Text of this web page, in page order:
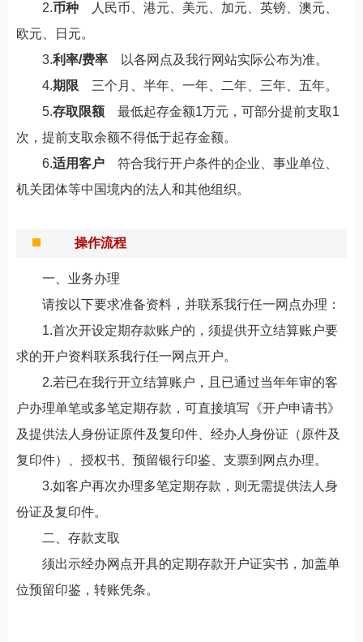
2.币种
人民币、港元、美元、加元、英镑、澳元、
欧元、日元。
3.利率/费率
以各网点及我行网站实际公布为准。
4.期限
三个月、半年、一年、二年、三年、五年。
5.存取限额
最低起存金额1万元，可部分提前支取1
次，提前支取余额不得低于起存金额。
6.适用客户
符合我行开户条件的企业、事业单位、
机关团体等中国境内的法人和其他组织。
操作流程
一、业务办理
请按以下要求准备资料，并联系我行任一网点办理：
1.首次开设定期存款账户的，须提供开立结算账户要
求的开户资料联系我行任一网点开户。
2.若已在我行开立结算账户，且已通过当年年审的客
户办理单笔或多笔定期存款，可直接填写《开户申请书》
及提供法人身份证原件及复印件、经办人身份证（原件及
复印件）、授权书、预留银行印鉴、支票到网点办理。
3.如客户再次办理多笔定期存款，则无需提供法人身
份证及复印件。
二、存款支取
须出示经办网点开具的定期存款开户证实书，加盖单
位预留印鉴，转账凭条。